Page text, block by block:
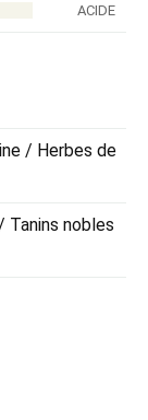
ACIDE
/ Herbes de
Tanins nobles